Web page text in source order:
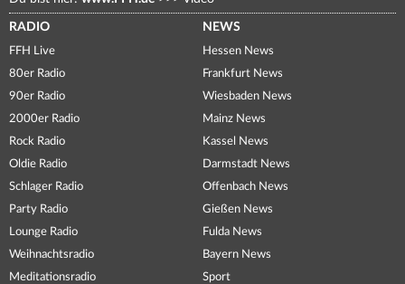
RADIO
FFH Live
80er Radio
90er Radio
2000er Radio
Rock Radio
Oldie Radio
Schlager Radio
Party Radio
Lounge Radio
Weihnachtsradio
Meditationsradio
NEWS
Hessen News
Frankfurt News
Wiesbaden News
Mainz News
Kassel News
Darmstadt News
Offenbach News
Gießen News
Fulda News
Bayern News
Sport